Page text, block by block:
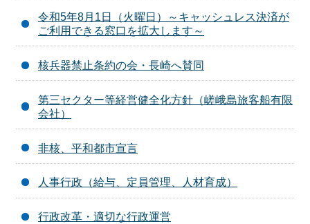
令和5年8月1日（火曜日）～キャッシュレス決済が
ご利用できる窓口を拡大します～
核兵器禁止条約の会・長崎へ賛同
第三セクター等経営健全化方針（嵯峨島旅客船有限
会社）
非核、平和都市宣言
人事行政（給与、定員管理、人材育成）
行政改革・適切な行政運営